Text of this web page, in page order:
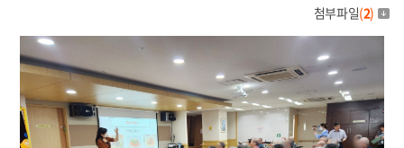
첨부파일(2)